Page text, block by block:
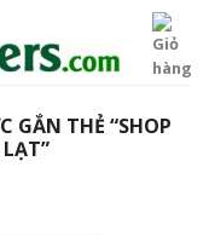
GẮN THẺ “SHOP